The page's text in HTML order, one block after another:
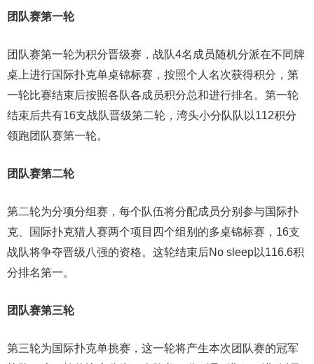
团队赛第一轮
团队赛第一轮为积分晋级赛，战队4名成员随机分派在不同牌
桌上进行国际扑克单桌锦标赛，按照个人名次获得积分，第
一轮比赛结束后按照各队各成员积分总和进行排名。第一轮
结束后共有16支战队晋级第二轮，湾头小分队队以112积分
领跑团队赛第一轮。
团队赛第二轮
第二轮为分项分组赛，每个队伍将分配成员分别参与国际扑
克、国际扑克猎人赛两个项目四个组别的多桌锦标赛，16支
战队将争夺晋级八强的资格。这轮结束后No sleep以116.6积
分排名第一。
团队赛第三轮
第三轮为国际扑克单挑赛，这一轮将产生本次团队赛的冠军